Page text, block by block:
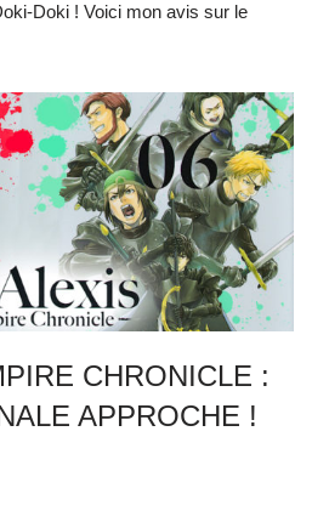
Doki ! Voici mon avis sur le
CHRONICLE :
APPROCHE !